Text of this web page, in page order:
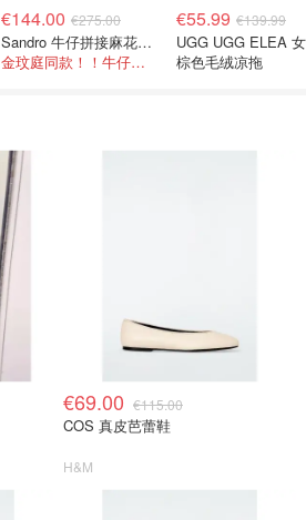
€144.00 €275.00
Sandro 牛仔拼接麻花针织夹克
金玟庭同款！！牛仔拼接超有层次感
€55.99 €139.99
UGG UGG ELEA
棕色毛绒凉拖
€69.00 €115.00
COS 真皮芭蕾鞋
H&M